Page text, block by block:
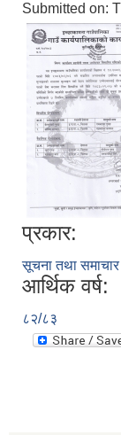
Submitted on:
प्रकार:
सूचना तथा समाचार
आर्थिक वर्ष:
८२/८३